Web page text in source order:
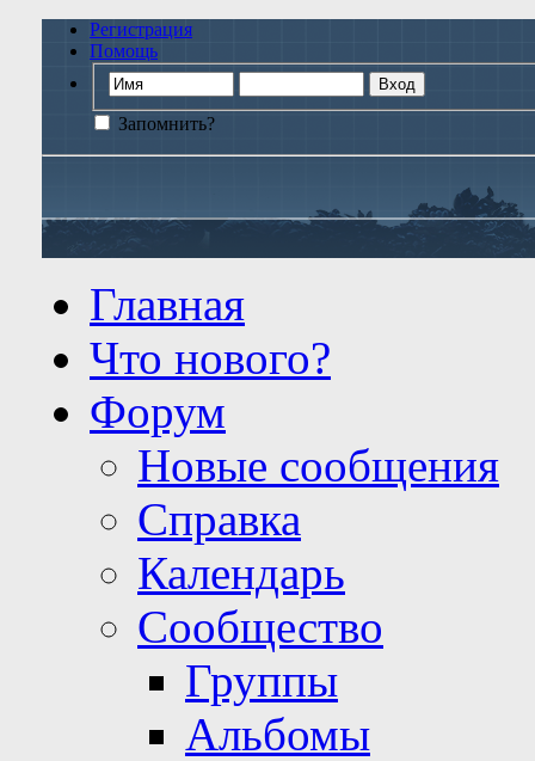
Регистрация
Помощь
Запомнить?
Главная
Что нового?
Форум
Новые сообщения
Справка
Календарь
Сообщество
Группы
Альбомы